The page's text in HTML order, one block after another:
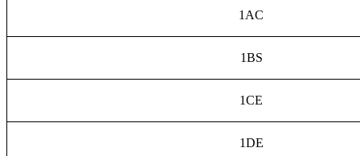
1AC
1BS
1CE
1DE